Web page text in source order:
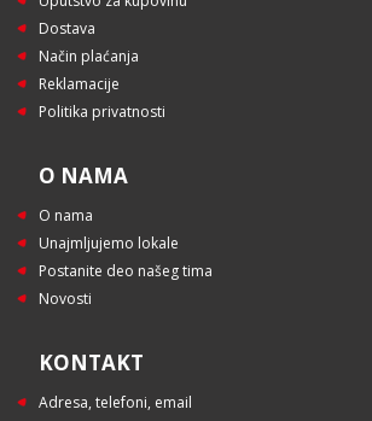
Dostava
Način plaćanja
Reklamacije
Politika privatnosti
O NAMA
O nama
Unajmljujemo lokale
Postanite deo našeg tima
Novosti
KONTAKT
Adresa, telefoni, email